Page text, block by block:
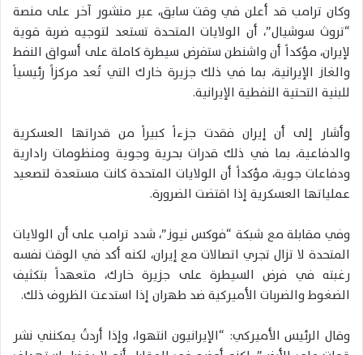
وكان ترامب قد أعلن في وقت سابق، عبر منشور آخر على منصة
“تروث سوشيال”، أن الولايات المتحدة تستعد لتوجيه ضربة قوية
لإيران، مؤكداً أن واشنطن ستفرض سيطرة كاملة على أسواق النفط
والغاز الإيرانية، بما في ذلك جزيرة خارك التي تُعد مركزاً رئيسياً
للبنية التحتية النفطية الإيرانية.
وأشار إلى أن إيران فقدت جزءاً كبيراً من قدراتها العسكرية
والدفاعية، بما في ذلك قدرات بحرية وجوية ومنظومات رادارية
ودفاعات جوية، مؤكداً أن الولايات المتحدة كانت مستعدة لتصعيد
عملياتها العسكرية إذا اقتضت الضرورة.
وفي مقابلة مع شبكة “فوكس نيوز”، شدد ترامب على أن الولايات
المتحدة لا تزال تجري اتصالات مع إيران، لكنه أكد في الوقت نفسه
رغبته في فرض السيطرة على جزيرة خارك، متعهداً بتكثيف
الضغوط والضربات الأميركية ضد طهران إذا استدعت الظروف ذلك.
وقال الرئيس الأميركي: “الإيرانيون انتهوا، وإذا أردتُ يمكنني نشر